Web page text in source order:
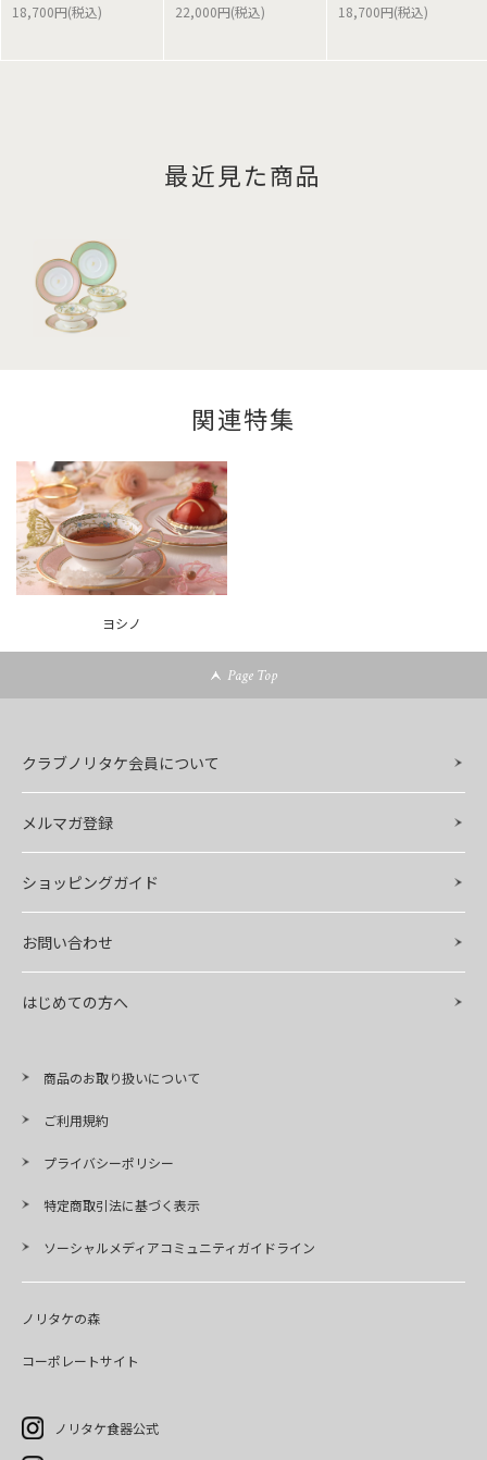
18,700円(税込) 22,000円(税込) 18,700円(税込)
最近見た商品
関連特集
ヨシノ
Page Top
クラブノリタケ会員について
メルマガ登録
ショッピングガイド
お問い合わせ
はじめての方へ
商品のお取り扱いについて
ご利用規約
プライバシーポリシー
特定商取引法に基づく表示
ソーシャルメディアコミュニティガイドライン
ノリタケの森
コーポレートサイト
ノリタケ食器公式